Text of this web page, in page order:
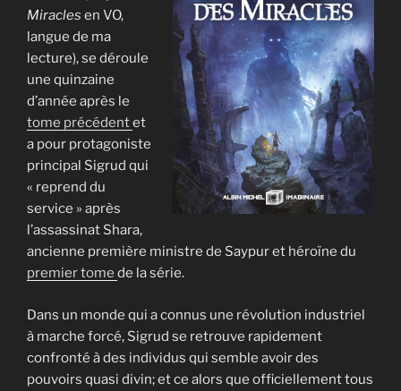
Miracles en VO,
langue de ma
lecture), se déroule
une quinzaine
d’année après le
tome précédentet
a pour protagoniste
principal Sigrud qui
« reprend du
service » après
l’assassinat Shara,
ancienne première ministre de Saypur et héroïne du
premier tome de la série.
Dans un monde qui a connus une révolution industriel
à marche forcé, Sigrud se retrouve rapidement
confronté à des individus qui semble avoir des
pouvoirs quasi divin; et ce alors que officiellement tous